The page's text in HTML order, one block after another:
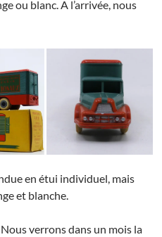
ou blanc. A l’arrivée, nous
en étui individuel, mais
et blanche.
Nous verrons dans un mois la